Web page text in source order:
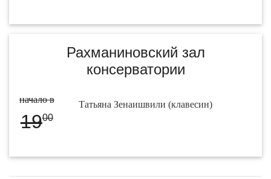
Рахманиновский зал
консерватории
начало в
1900
Татьяна Зенаишвили (клавесин)